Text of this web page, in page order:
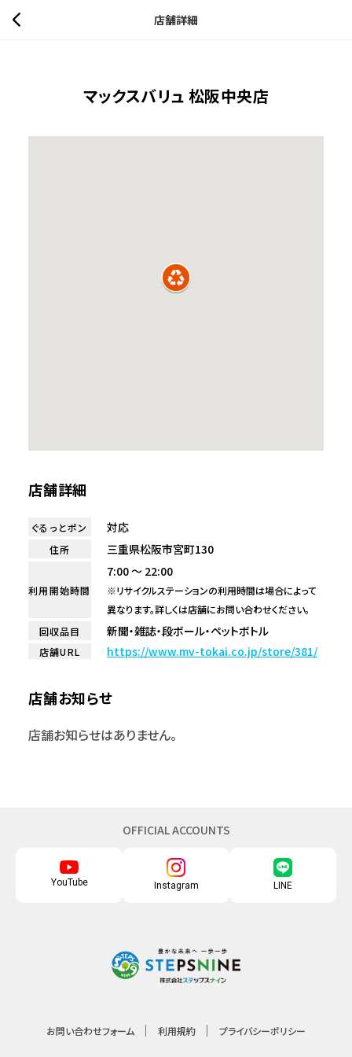
店舗詳細
マックスバリュ 松阪中央店
店舗詳細
ぐるっとポン 対応
住所 三重県松阪市宮町130
利用開始時間
7:00 ～ 22:00
※リサイクルステーションの利用時間は場合によって
異なります。詳しくは店舗にお問い合わせください。
回収品目
新聞・雑誌・段ボール・ペットボトル
店舗URL https://www.mv-tokai.co.jp/store/381/
店舗お知らせ
店舗お知らせはありません。
OFFICIAL ACCOUNTS
YouTube Instagram LINE
お問い合わせフォーム 利用規約 プライバシーポリシー